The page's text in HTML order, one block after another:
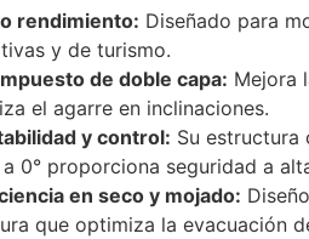
rendimiento: Diseñado para
y de turismo.
de doble capa: Mejora
el agarre en inclinaciones.
y control: Su estructura
0° proporciona seguridad a
en seco y mojado:
que optimiza la evacuación